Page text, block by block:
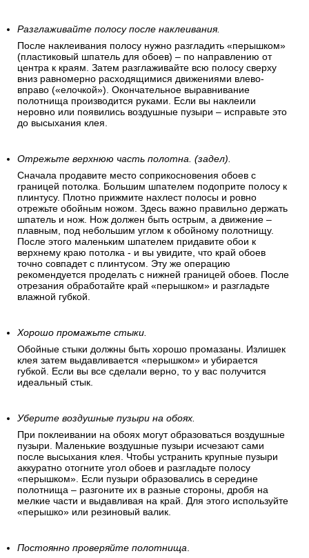
Разглаживайте полосу после наклеивания.
После наклеивания полосу нужно разгладить «перышком»
(пластиковый шпатель для обоев) – по направлению от
центра к краям. Затем разглаживайте всю полосу сверху
вниз равномерно расходящимися движениями влево-
вправо («елочкой»). Окончательное выравнивание
полотнища производится руками. Если вы наклеили
неровно или появились воздушные пузыри – исправьте это
до высыхания клея.
Отрежьте верхнюю часть полотна. (задел).
Сначала продавите место соприкосновения обоев с
границей потолка. Большим шпателем подоприте полосу к
плинтусу. Плотно прижмите нахлест полосы и ровно
отрежьте обойным ножом. Здесь важно правильно держать
шпатель и нож. Нож должен быть острым, а движение –
плавным, под небольшим углом к обойному полотнищу.
После этого маленьким шпателем придавите обои к
верхнему краю потолка - и вы увидите, что край обоев
точно совпадет с плинтусом. Эту же операцию
рекомендуется проделать с нижней границей обоев. После
отрезания обработайте край «перышком» и разгладьте
влажной губкой.
Хорошо промажьте стыки.
Обойные стыки должны быть хорошо промазаны. Излишек
клея затем выдавливается «перышком» и убирается
губкой. Если вы все сделали верно, то у вас получится
идеальный стык.
Уберите воздушные пузыри на обоях.
При поклеивании на обоях могут образоваться воздушные
пузыри. Маленькие воздушные пузыри исчезают сами
после высыхания клея. Чтобы устранить крупные пузыри
аккуратно отогните угол обоев и разгладьте полосу
«перышком». Если пузыри образовались в середине
полотнища – разгоните их в разные стороны, дробя на
мелкие части и выдавливая на край. Для этого используйте
«перышко» или резиновый валик.
Постоянно проверяйте полотнища.